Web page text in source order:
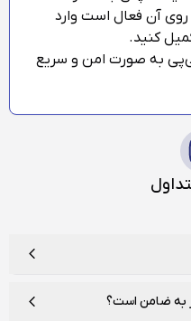
روی آن فعال است وارد
کنید.
به صورت امن و سریع
الکترونیک است که امکان
می‌کند.
به ضامن است؟